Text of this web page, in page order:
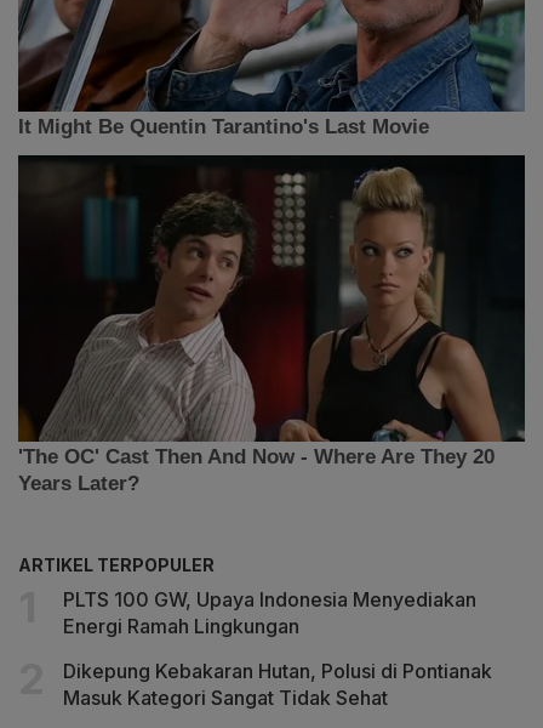
ARTIKEL TERPOPULER
PLTS 100 GW, Upaya Indonesia Menyediakan
Energi Ramah Lingkungan
Dikepung Kebakaran Hutan, Polusi di Pontianak
Masuk Kategori Sangat Tidak Sehat